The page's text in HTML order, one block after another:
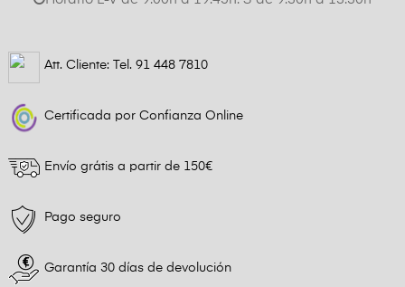
Att. Cliente: Tel. 91 448 7810
Certificada por Confianza Online
Envío grátis a partir de 150€
Pago seguro
Garantía 30 días de devolución